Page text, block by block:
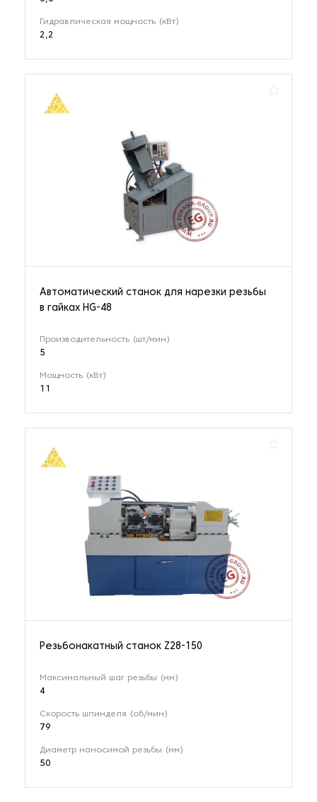
Гидравлическая мощность (кВт)
2,2
Автоматический станок для нарезки резьбы
в гайках HG-48
Производительность (шт/мин)
5
Мощность (кВт)
11
Резьбонакатный станок Z28-150
Максимальный шаг резьбы (мм)
4
Скорость шпинделя (об/мин)
79
Диаметр наносимой резьбы (мм)
50